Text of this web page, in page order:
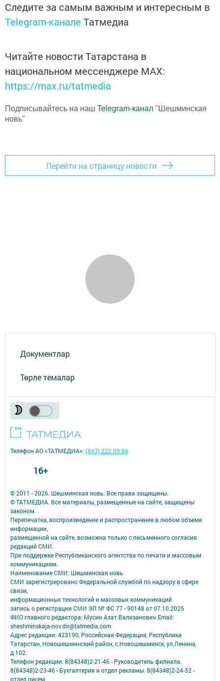
Следите за самым важным и интересным в
Telegram-канале Татмедиа
Читайте новости Татарстана в
национальном мессенджере MАХ:
https://max.ru/tatmedia
Подписывайтесь на наш Telegram-канал "Шешминская
новь"
Перейти на страницу новости
Документлар
Төрле темалар
© 2011 - 2026. Шешминская новь. Все права защищены.
© ТАТМЕДИА. Все материалы, размещенные на сайте, защищены
законом.
Перепечатка, воспроизведение и распространение в любом объеме
информации,
размещенной на сайте, возможна только с письменного согласия
редакций СМИ.
При поддержке Республиканского агентства по печати и массовым
коммуникациям.
Наименование СМИ: Шешминская новь
СМИ зарегистрировано Федеральной службой по надзору в сфере
связи,
информационных технологий и массовых коммуникаций
запись о регистрации СМИ ЭЛ № ФС 77 - 90148 от 07.10.2025
ФИО главного редактора: Мусин Азат Вализанович Email:
sheshminskaja-nov.dir@tatmedia.com
Адрес редакции: 423190, Российская Федерация, Республика
Татарстан, Новошешминский район, с.Новошешминск, ул.Ленина,
д.102.
Телефон редакции: 8(84348)2-21-46 - Руководитель филиала.
8(84348)2-23-46 - Бухгалтерия и отдел рекламы. 8(84348)2-24-32 -
отдел писем
Телефон АО «ТАТМЕДИА»:(843) 222 09 84
16+